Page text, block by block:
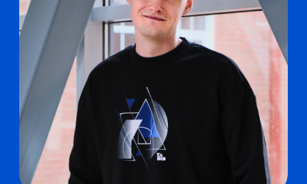
с точки зрения разработки отраслей, это
своего рода «элитный клуб».